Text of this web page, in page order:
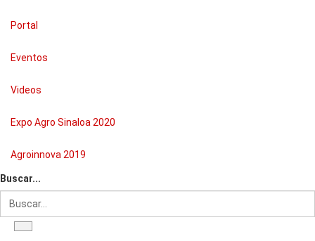
Portal
Eventos
Videos
Expo Agro Sinaloa 2020
Agroinnova 2019
Buscar...